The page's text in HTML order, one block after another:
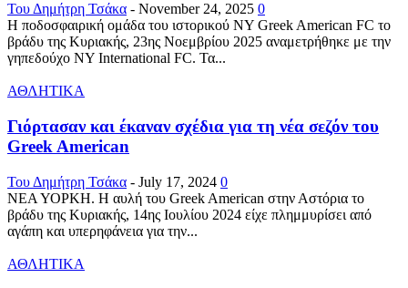
Του Δημήτρη Τσάκα - November 24, 2025 0
Η ποδοσφαιρική ομάδα του ιστορικού NY Greek American FC το
βράδυ της Κυριακής, 23ης Νοεμβρίου 2025 αναμετρήθηκε με την
γηπεδούχο ΝΥ International FC. Τα...
ΑΘΛΗΤΙΚΑ
Γιόρτασαν και έκαναν σχέδια για τη νέα σεζόν του
Greek American
Του Δημήτρη Τσάκα - July 17, 2024 0
ΝΕΑ ΥΟΡΚΗ. Η αυλή του Greek American στην Αστόρια το
βράδυ της Κυριακής, 14ης Ιουλίου 2024 είχε πλημμυρίσει από
αγάπη και υπερηφάνεια για την...
ΑΘΛΗΤΙΚΑ